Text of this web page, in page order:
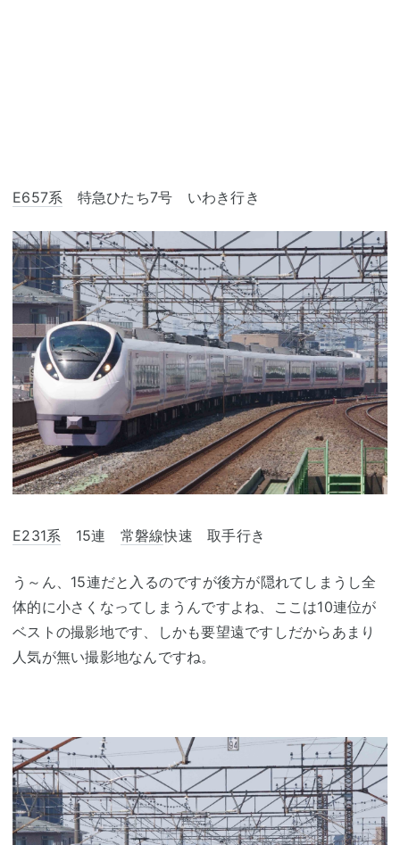
E657系 特急ひたち7号 いわき行き
E231系 15連 常磐線快速 取手行き
う～ん、15連だと入るのですが後方が隠れてしまうし全
体的に小さくなってしまうんですよね、ここは10連位が
ベストの撮影地です、しかも要望遠ですしだからあまり
人気が無い撮影地なんですね。